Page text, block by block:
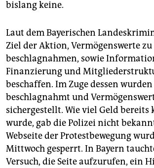
bislang keine.
Laut dem Bayerischen
Ziel der Aktion, Vermögenswerte zu
beschlagnahmen, sowie
Finanzierung und
beschaffen. Im Zuge dessen
beschlagnahmt und
sichergestellt. Wie viel Geld bereits
wurde, gab die Polizei nicht
Webseite der Protestbewegung
Mittwoch gesperrt. In Bayern
Versuch, die Seite aufzurufen, ein